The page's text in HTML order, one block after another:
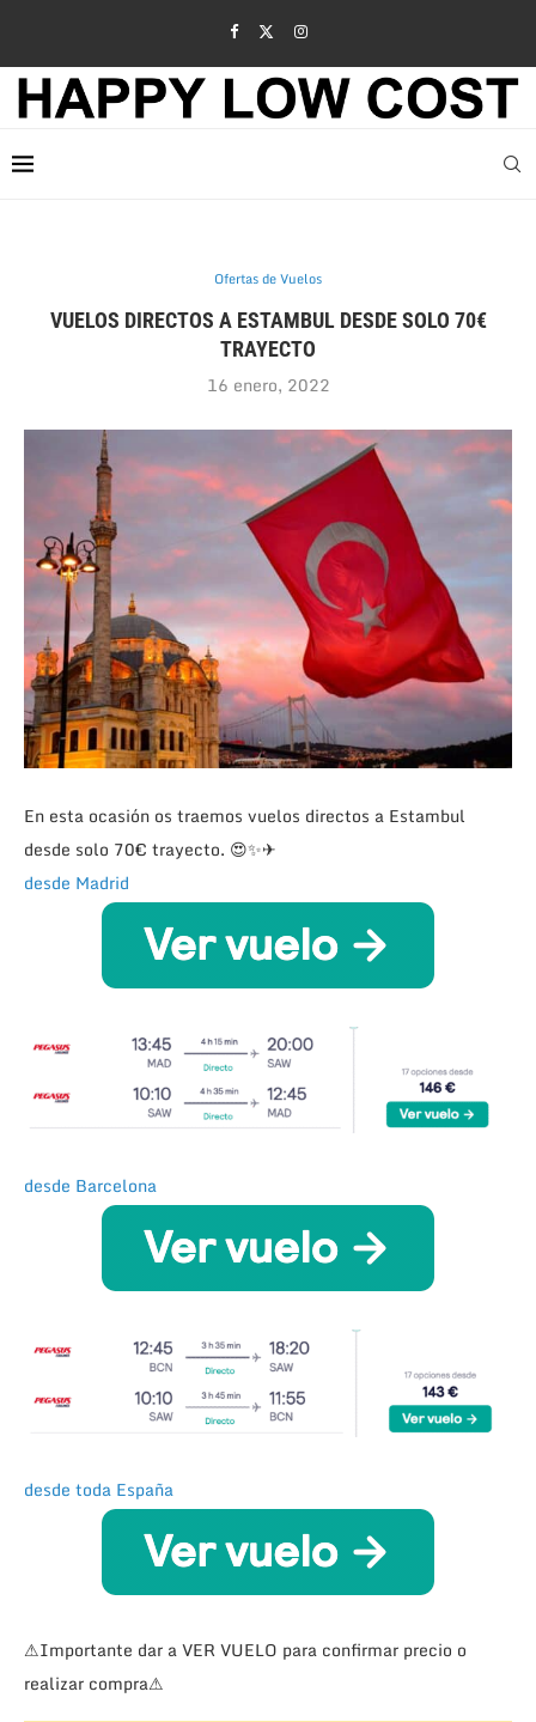
Ofertas de Vuelos
VUELOS DIRECTOS A ESTAMBUL DESDE SOLO 70€
TRAYECTO
16 enero, 2022
En esta ocasión os traemos vuelos directos a Estambul
desde solo 70€ trayecto. 😍✨✈
desde Madrid
desde Barcelona
desde toda España
⚠Importante dar a VER VUELO para confirmar precio o
realizar compra⚠